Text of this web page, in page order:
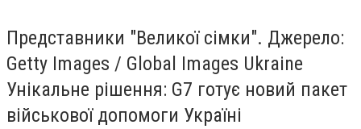
Представники "Великої сімки". Джерело:
Getty Images / Global Images Ukraine
Унікальне рішення: G7 готує новий пакет
військової допомоги Україні